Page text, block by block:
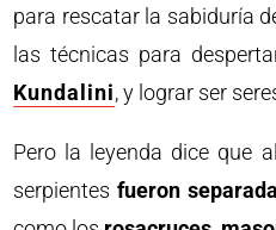
para rescatar la sabiduría
las técnicas para
Kundalini, y lograr ser
Pero la leyenda dice que
serpientesfueron